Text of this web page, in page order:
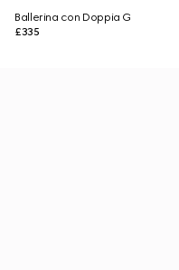
Ballerina con Doppia G
£335